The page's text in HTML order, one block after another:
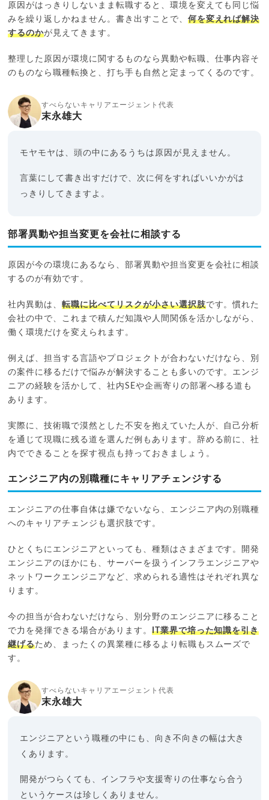
原因がはっきりしないまま転職すると、環境を変えても同じ悩
みを繰り返しかねません。書き出すことで、 何を変えれば解決
するのかが見えてきます。
整理した原因が環境に関するものなら異動や転職、仕事内容そ
のものなら職種転換と、打ち手も自然と定まってくるのです。
すべらないキャリアエージェント代表
末永雄大
モヤモヤは、頭の中にあるうちは原因が見えません。
言葉にして書き出すだけで、次に何をすればいいかがは
っきりしてきますよ。
部署異動や担当変更を会社に相談する
原因が今の環境にあるなら、部署異動や担当変更を会社に相談
するのが有効です。
社内異動は、転職に比べてリスクが小さい選択肢です。慣れた
会社の中で、これまで積んだ知識や人間関係を活かしながら、
働く環境だけを変えられます。
例えば、担当する言語やプロジェクトが合わないだけなら、別
の案件に移るだけで悩みが解決することも多いのです。エンジ
ニアの経験を活かして、社内SEや企画寄りの部署へ移る道も
あります。
実際に、技術職で漠然とした不安を抱えていた人が、自己分析
を通じて現職に残る道を選んだ例もあります。辞める前に、社
内でできることを探す視点も持っておきましょう。
エンジニア内の別職種にキャリアチェンジする
エンジニアの仕事自体は嫌でないなら、エンジニア内の別職種
へのキャリアチェンジも選択肢です。
ひとくちにエンジニアといっても、種類はさまざまです。開発
エンジニアのほかにも、サーバーを扱うインフラエンジニアや
ネットワークエンジニアなど、求められる適性はそれぞれ異な
ります。
今の担当が合わないだけなら、別分野のエンジニアに移ること
で力を発揮できる場合があります。 IT業界で培った知識を引き
継げるため、まったくの異業種に移るより転職もスムーズで
す。
すべらないキャリアエージェント代表
末永雄大
エンジニアという職種の中にも、向き不向きの幅は大き
くあります。
開発がつらくても、インフラや支援寄りの仕事なら合う
というケースは珍しくありません。